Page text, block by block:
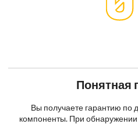
Понятная
Вы получаете гарантию по
компоненты. При